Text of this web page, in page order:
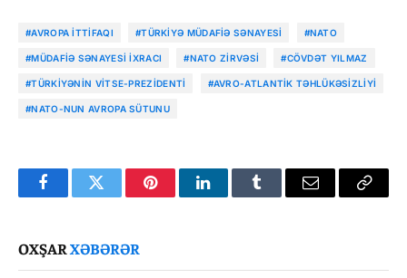
#AVROPA İTTIFAQI #TÜRKIYƏ MÜDAFIƏ SƏNAYESI #NATO
#MÜDAFIƏ SƏNAYESI IXRACI #NATO ZIRVƏSI #CÖVDƏT YILMAZ
#TÜRKIYƏNIN VITSE-PREZIDENTI #AVRO-ATLANTIK TƏHLÜKƏSIZLIYI
#NATO-NUN AVROPA SÜTUNU
FacebookTwitter PinterestLinkedInTumblr Email
Copy
OXŞARXƏBƏRƏR